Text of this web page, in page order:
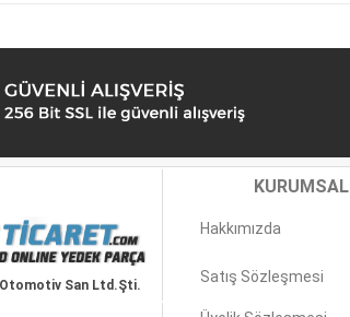
San Ltd.Şti.
KURUMSAL
Hakkımızda
Satış Sözleşmesi